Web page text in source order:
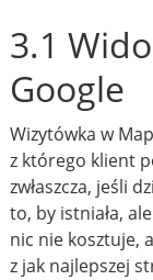
3.1
Google
Wizytówka w
z którego klient
zwłaszcza, jeśli
to, by istniała,
nic nie kosztuje,
z jak najlepszej